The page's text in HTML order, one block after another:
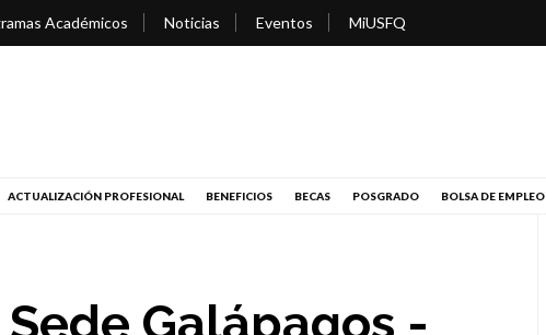
Académicos Noticias Eventos MiUSFQ
ACTUALIZACIÓN PROFESIONAL BENEFICIOS BECAS POSGRADO BOLSA DE EMPLEO